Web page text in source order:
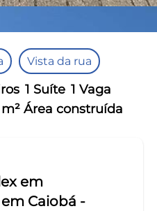
Vista da rua
1 Suíte 1 Vaga
m² Área construída
em
Caiobá -